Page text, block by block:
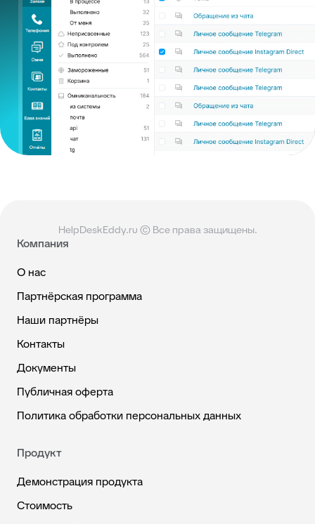
HelpDeskEddy.ru © Все права защищены.
Компания
О нас
Партнёрская программа
Наши партнёры
Контакты
Документы
Публичная оферта
Политика обработки персональных данных
Продукт
Демонстрация продукта
Стоимость